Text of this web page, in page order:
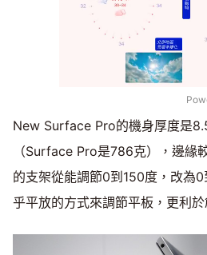
New Surface Pro的機身厚度是
（Surface Pro是786克），邊緣
的支架從能調節0到150度，改為
乎平放的方式來調節平板，更利於